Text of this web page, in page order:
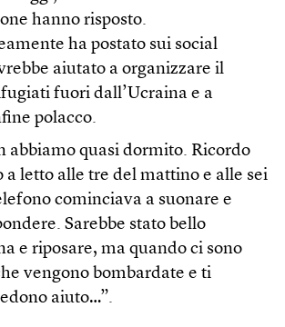
hanno risposto.
ha postato sui social
aiutato a organizzare il
fuori dall’Ucraina e a
polacco.
abbiamo quasi dormito. Ricordo
a letto alle tre del mattino e alle sei
cominciava a suonare e
Sarebbe stato bello
e riposare, ma quando ci sono
vengono bombardate e ti
aiuto…”.